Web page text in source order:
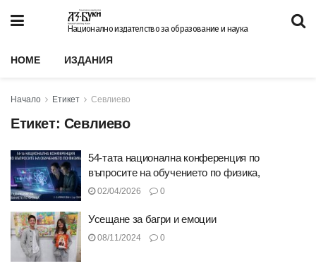
Национално издателство за образование и наука
HOME ИЗДАНИЯ
Начало Етикет Севлиево
Етикет: Севлиево
54-тата национална конференция по
въпросите на обучението по физика,
02/04/2026 0
Усещане за багри и емоции
08/11/2024 0